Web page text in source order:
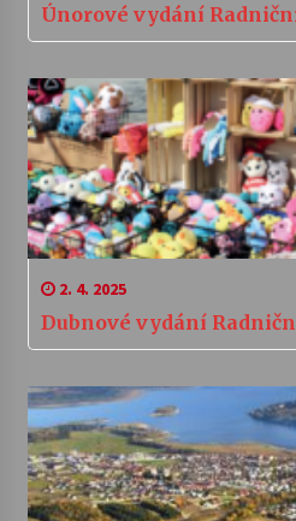
Únorové vydání
2. 4. 2025
Dubnové vydání